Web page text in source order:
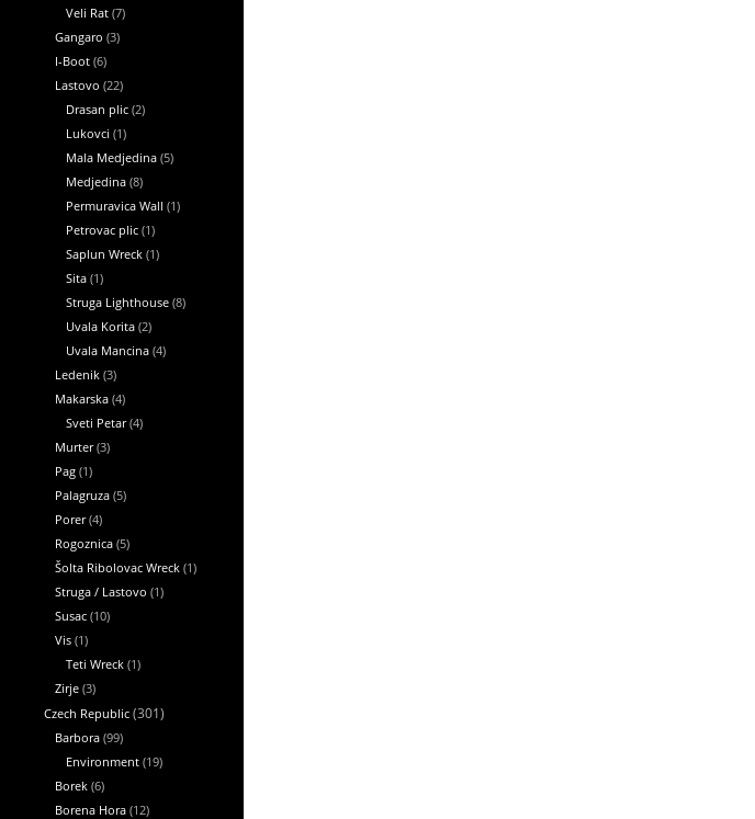
Veli Rat (7)
Gangaro (3)
I-Boot (6)
Lastovo (22)
Drasan plic (2)
Lukovci (1)
Mala Medjedina (5)
Medjedina (8)
Permuravica Wall (1)
Petrovac plic (1)
Saplun Wreck (1)
Sita (1)
Struga Lighthouse (8)
Uvala Korita (2)
Uvala Mancina (4)
Ledenik (3)
Makarska (4)
Sveti Petar(4)
Murter(3)
Pag (1)
Palagruza (5)
Porer(4)
Rogoznica (5)
Šolta Ribolovac Wreck (1)
Struga / Lastovo (1)
Susac (10)
Vis (1)
Teti Wreck (1)
Zirje (3)
Czech Republic (301)
Barbora (99)
Environment (19)
Borek (6)
Borena Hora (12)